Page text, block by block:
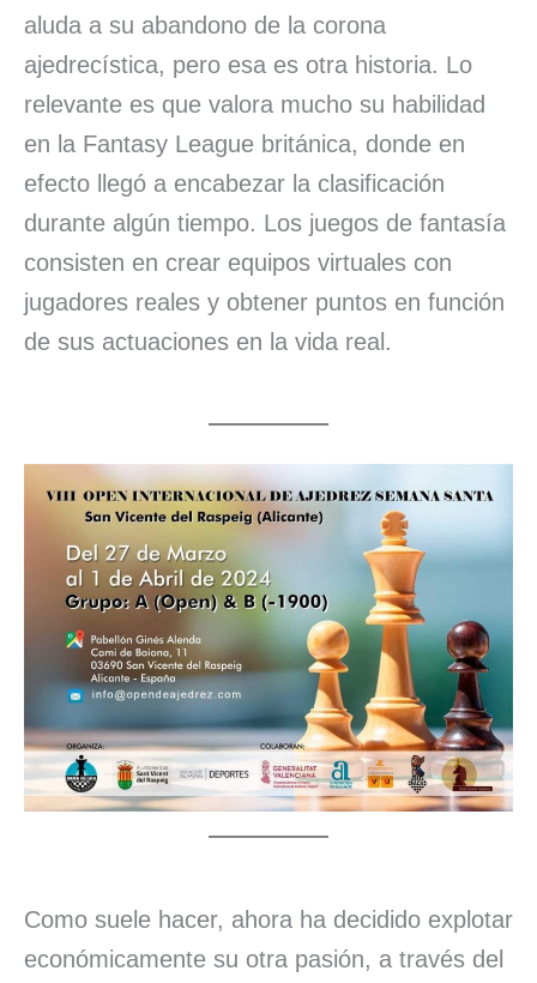
aluda a su abandono de la corona
ajedrecística, pero esa es otra historia. Lo
relevante es que valora mucho su habilidad
en la Fantasy League británica, donde en
efecto llegó a encabezar la clasificación
durante algún tiempo. Los juegos de fantasía
consisten en crear equipos virtuales con
jugadores reales y obtener puntos en función
de sus actuaciones en la vida real.
Como suele hacer, ahora ha decidido explotar
económicamente su otra pasión, a través del